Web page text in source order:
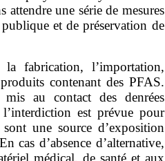
attendre une série de mesures
et de préservation de
la fabrication, l’importation,
contenant des PFAS.
au contact des denrées
l’interdiction est prévue pour
une source d’exposition
cas d’absence d’alternative,
médical, de santé et aux